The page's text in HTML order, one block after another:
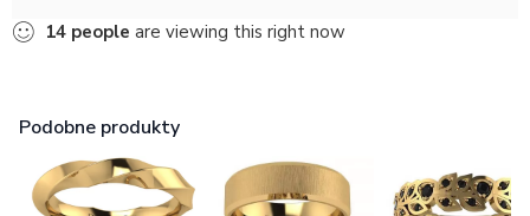
14 people are viewing this right now
Podobne produkty